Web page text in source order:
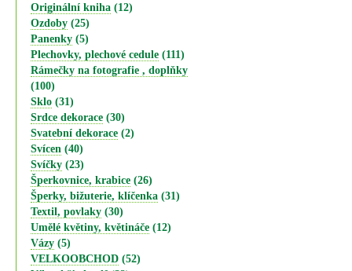
Originální kniha (12)
Ozdoby (25)
Panenky (5)
Plechovky, plechové cedule (111)
Rámečky na fotografie , doplňky
(100)
Sklo (31)
Srdce dekorace (30)
Svatební dekorace (2)
Svícen (40)
Svíčky (23)
Šperkovnice, krabice (26)
Šperky, bižuterie, klíčenka (31)
Textil, povlaky (30)
Umělé květiny, květináče (12)
Vázy (5)
VELKOOBCHOD (52)